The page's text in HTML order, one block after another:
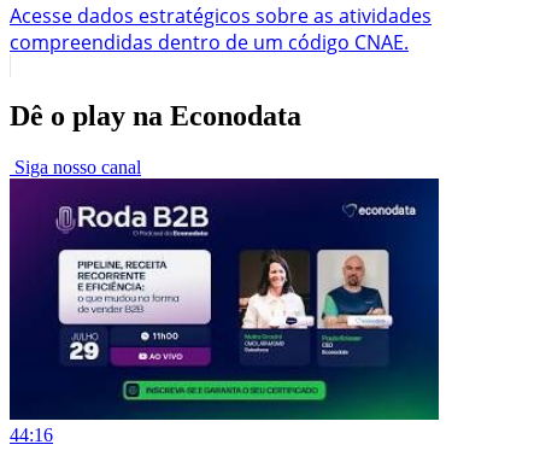
Acesse dados estratégicos sobre as atividades
compreendidas dentro de um código CNAE.
Dê o play na Econodata
Siga nosso canal
44:16